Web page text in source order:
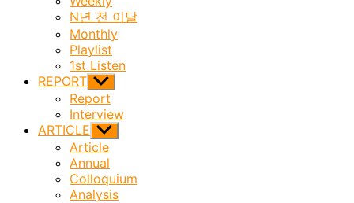
N년 전 이달
Monthly
Playlist
1st Listen
REPORT Show
sub
menu
Report
Interview
ARTICLE Show
sub
menu
Article
Annual
Colloquium
Analysis